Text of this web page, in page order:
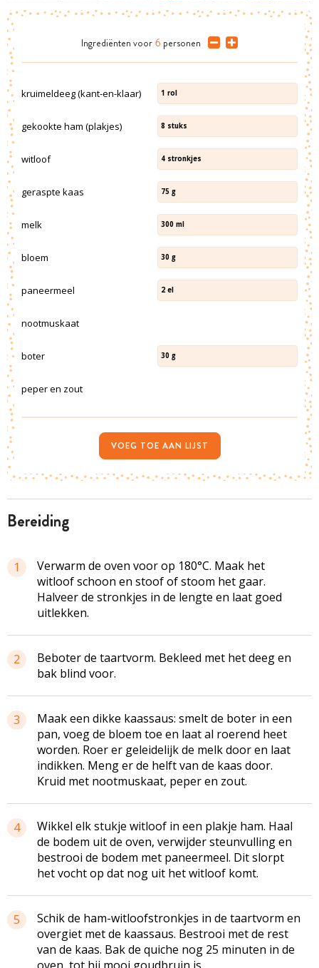
bereiding
1
Verwarm de oven voor op 180°C. Maak het
witloof schoon en stoof of stoom het gaar.
Halveer de stronkjes in de lengte en laat goed
uitlekken.
2
Beboter de taartvorm. Bekleed met het deeg en
bak blind voor.
3
Maak een dikke kaassaus: smelt de boter in een
pan, voeg de bloem toe en laat al roerend heet
worden. Roer er geleidelijk de melk door en laat
indikken. Meng er de helft van de kaas door.
Kruid met nootmuskaat, peper en zout.
4
Wikkel elk stukje witloof in een plakje ham. Haal
de bodem uit de oven, verwijder steunvulling en
bestrooi de bodem met paneermeel. Dit slorpt
het vocht op dat nog uit het witloof komt.
5
Schik de ham-witloofstronkjes in de taartvorm en
overgiet met de kaassaus. Bestrooi met de rest
van de kaas. Bak de quiche nog 25 minuten in de
oven, tot hij mooi goudbruin is.
Ingrediënten voor 6 personen
kruimeldeeg (kant-en-klaar) 1 rol
gekookte ham (plakjes) 8 stuks
witloof 4 stronkjes
geraspte kaas 75 g
melk 300 ml
bloem 30 g
paneermeel 2 el
nootmuskaat
boter 30 g
peper en zout
VOEG TOE AAN LIJST